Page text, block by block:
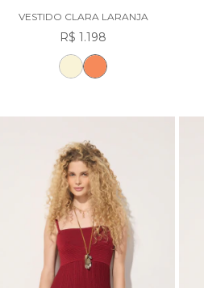
VESTIDO CLARA LARANJA
R$ 1.198